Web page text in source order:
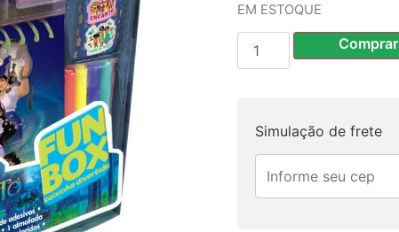
EM ESTOQUE
Comprar
Simulação de frete